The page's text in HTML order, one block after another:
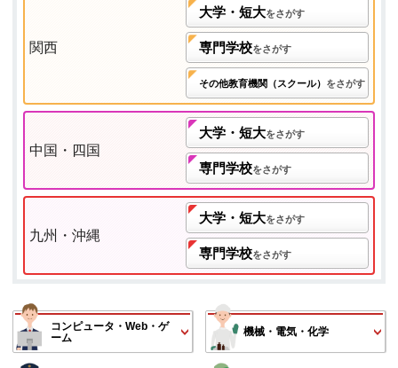
関西
大学・短大をさがす
専門学校をさがす
その他教育機関（スクール） をさがす
中国・四国
大学・短大をさがす
専門学校をさがす
九州・沖縄
大学・短大をさがす
専門学校をさがす
コンピュータ・Web・ゲ
ーム
機械・電気・化学